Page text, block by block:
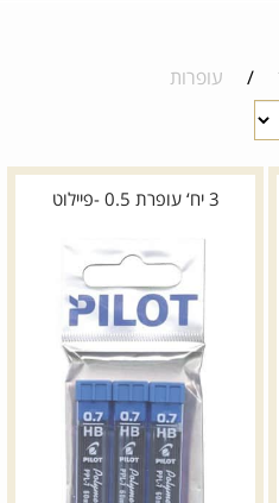
/ עופרות
3 יח‘ עופרת 0.5 -פיילוט